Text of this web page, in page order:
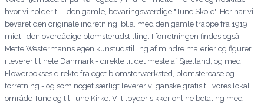
hvor vi holder til i den gamle, bevaringsværdige "Tune Skole". Her har vi
bevaret den originale indretning, bl.a. med den gamle trappe fra 1919
midt i den overdådige blomsterudstilling. I forretningen findes også
Mette Westermanns egen kunstudstilling af mindre malerier og figurer.
i leverer til hele Danmark - direkte til det meste af Sjælland, og med
Flowerbokses direkte fra eget blomsterværksted, blomsteroase og
forretning - og som noget særligt leverer vi ganske gratis til vores lokal
område Tune og til Tune Kirke. Vi tilbyder sikker online betaling med